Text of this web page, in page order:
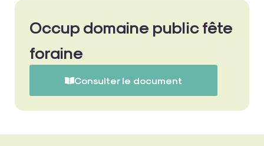
Occup domaine public fête
foraine
Consulter le document